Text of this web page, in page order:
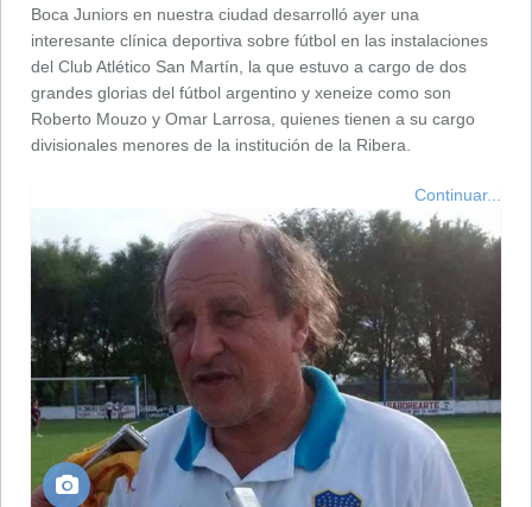
Boca Juniors en nuestra ciudad desarrolló ayer una
interesante clínica deportiva sobre fútbol en las instalaciones
del Club Atlético San Martín, la que estuvo a cargo de dos
grandes glorias del fútbol argentino y xeneize como son
Roberto Mouzo y Omar Larrosa, quienes tienen a su cargo
divisionales menores de la institución de la Ribera.
Continuar...